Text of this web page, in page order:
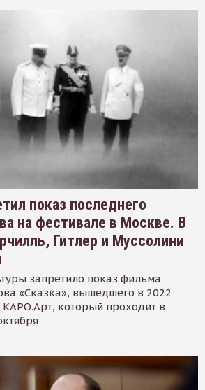
показ последнего
на фестивале в Москве. В
Гитлер и Муссолини
запретило показ фильма
«Сказка», вышедшего в 2022
КАРО.Арт, который проходит в